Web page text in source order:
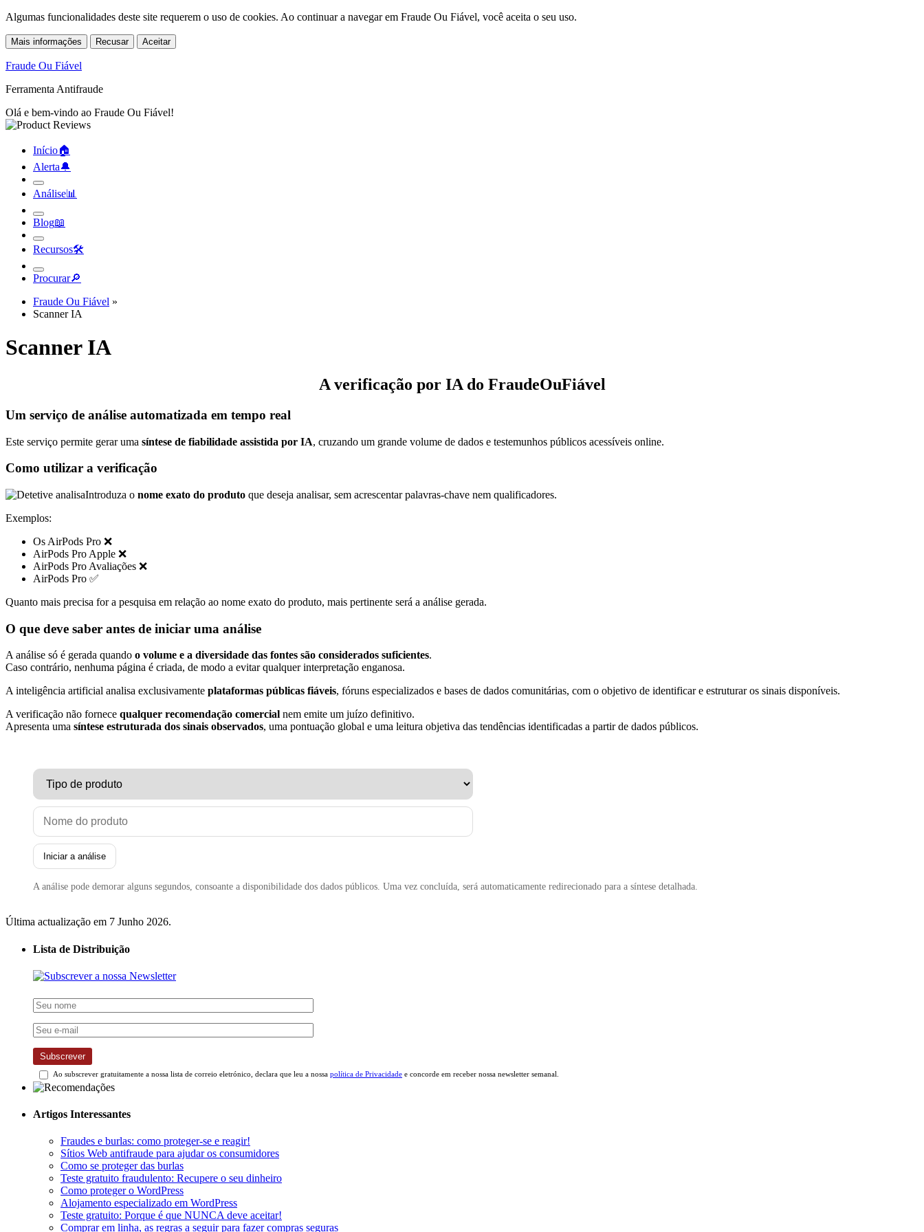
Algumas funcionalidades deste site requerem o uso de cookies. Ao continuar a navegar em Fraude Ou Fiável, você aceita o seu uso.
Mais informações Recusar Aceitar
Fraude Ou Fiável
Ferramenta Antifraude
Olá e bem-vindo ao Fraude Ou Fiável!
Início🏠︎
Alerta🔔︎
Análise📊︎
Blog📖︎
Recursos🛠︎
Procurar🔎︎
Fraude Ou Fiável »
Scanner IA
Scanner IA
A verificação por IA do FraudeOuFiável
Um serviço de análise automatizada em tempo real
Este serviço permite gerar uma síntese de fiabilidade assistida por IA, cruzando um grande volume de dados e testemunhos públicos acessíveis online.
Como utilizar a verificação
Introduza o nome exato do produto que deseja analisar, sem acrescentar palavras-chave nem qualificadores.
Exemplos:
Os AirPods Pro ❌
AirPods Pro Apple ❌
AirPods Pro Avaliações ❌
AirPods Pro ✅
Quanto mais precisa for a pesquisa em relação ao nome exato do produto, mais pertinente será a análise gerada.
O que deve saber antes de iniciar uma análise
A análise só é gerada quando o volume e a diversidade das fontes são considerados suficientes.
Caso contrário, nenhuma página é criada, de modo a evitar qualquer interpretação enganosa.
A inteligência artificial analisa exclusivamente plataformas públicas fiáveis, fóruns especializados e bases de dados comunitárias, com o objetivo de identificar e estruturar os sinais disponíveis.
A verificação não fornece qualquer recomendação comercial nem emite um juízo definitivo.
Apresenta uma síntese estruturada dos sinais observados, uma pontuação global e uma leitura objetiva das tendências identificadas a partir de dados públicos.
Iniciar a análise
A análise pode demorar alguns segundos, consoante a disponibilidade dos dados públicos. Uma vez concluída, será automaticamente redirecionado para a síntese detalhada.
Última actualização em 7 Junho 2026.
Lista de Distribuição
Subscrever
Ao subscrever gratuitamente a nossa lista de correio eletrónico, declara que leu a nossa política de Privacidade e concorde em receber nossa newsletter semanal.
Artigos Interessantes
Fraudes e burlas: como proteger-se e reagir!
Sítios Web antifraude para ajudar os consumidores
Como se proteger das burlas
Teste gratuito fraudulento: Recupere o seu dinheiro
Como proteger o WordPress
Alojamento especializado em WordPress
Teste gratuito: Porque é que NUNCA deve aceitar!
Comprar em linha, as regras a seguir para fazer compras seguras